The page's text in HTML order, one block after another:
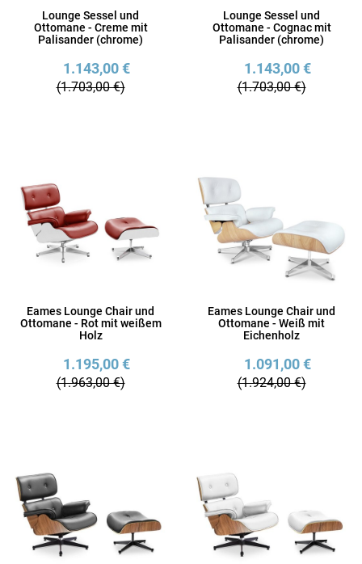
Lounge Sessel und
Ottomane - Creme mit
Palisander (chrome)
1.143,00 €
(1.703,00 €)
Lounge Sessel und
Ottomane - Cognac mit
Palisander (chrome)
1.143,00 €
(1.703,00 €)
Eames Lounge Chair und
Ottomane - Rot mit weißem
Holz
1.195,00 €
(1.963,00 €)
Eames Lounge Chair und
Ottomane - Weiß mit
Eichenholz
1.091,00 €
(1.924,00 €)